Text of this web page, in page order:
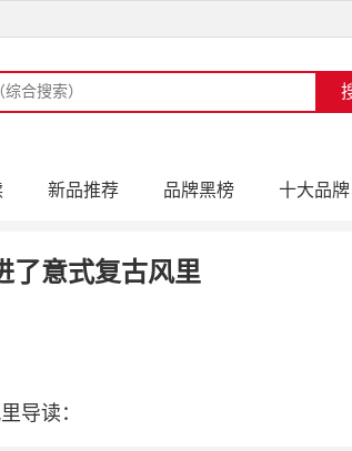
新品推荐 品牌黑榜 十大品牌
了意式复古风里
导读：